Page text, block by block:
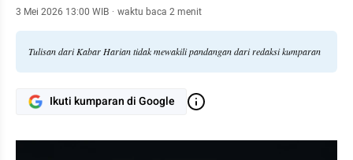
3 Mei 2026 13:00 WIB · waktu baca 2 menit
Tulisan dari Kabar Harian tidak mewakili pandangan dari redaksi kumparan
Ikuti kumparan di Google